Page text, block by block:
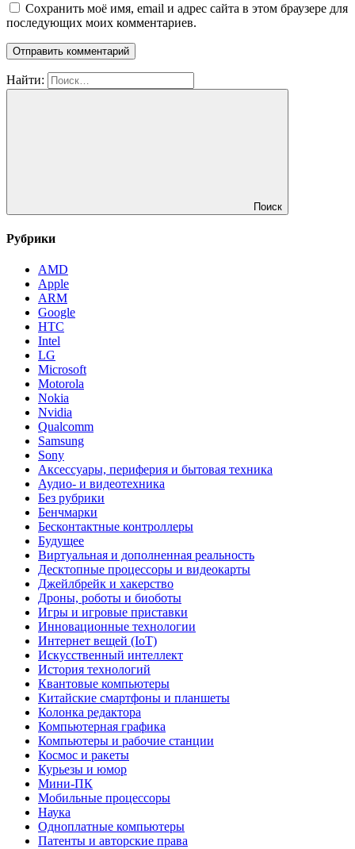
Сохранить моё имя, email и адрес сайта в этом браузере для
последующих моих комментариев.
Найти:
Поиск
Рубрики
AMD
Apple
ARM
Google
HTC
Intel
LG
Microsoft
Motorola
Nokia
Nvidia
Qualcomm
Samsung
Sony
Аксессуары, периферия и бытовая техника
Аудио- и видеотехника
Без рубрики
Бенчмарки
Бесконтактные контроллеры
Будущее
Виртуальная и дополненная реальность
Десктопные процессоры и видеокарты
Джейлбрейк и хакерство
Дроны, роботы и биоботы
Игры и игровые приставки
Инновационные технологии
Интернет вещей (IoT)
Искусственный интеллект
История технологий
Квантовые компьютеры
Китайские смартфоны и планшеты
Колонка редактора
Компьютерная графика
Компьютеры и рабочие станции
Космос и ракеты
Курьезы и юмор
Мини-ПК
Мобильные процессоры
Наука
Одноплатные компьютеры
Патенты и авторские права